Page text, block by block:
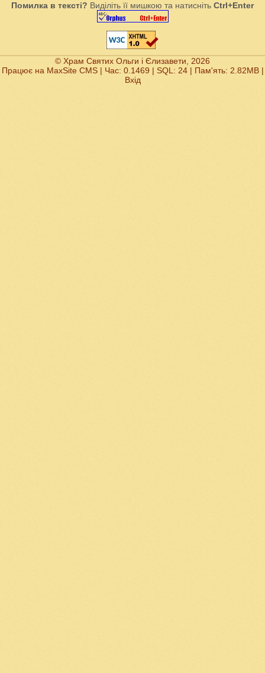
Помилка в тексті? Виділіть її мишкою та натисніть Ctrl+Enter
© Храм Святих Ольги і Єлизавети, 2026
Працює на MaxSite CMS| Час: 0.1469 | SQL: 24 | Пам'ять: 2.82MB|
Вхід